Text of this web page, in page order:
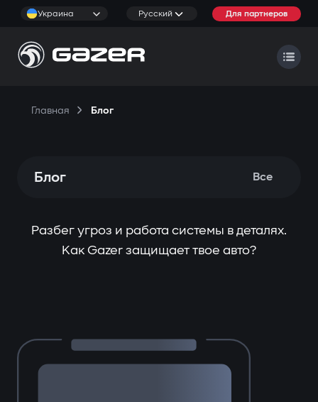
Украина Русский Для партнеров
Главная Блог
Блог Все
Разбег угроз и работа системы в деталях.
Как Gazer защищает твое авто?